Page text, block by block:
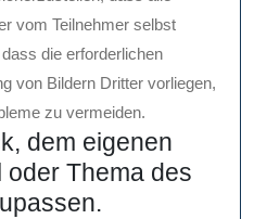
vom Teilnehmer selbst
die erforderlichen
von Bildern Dritter vorliegen,
zu vermeiden.
dem eigenen
Thema des